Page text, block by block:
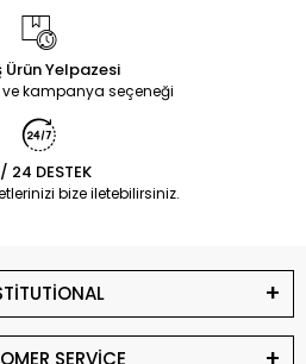
Ürün Yelpazesi
ve kampanya seçeneği
24 DESTEK
bize iletebilirsiniz.
SERVİCE